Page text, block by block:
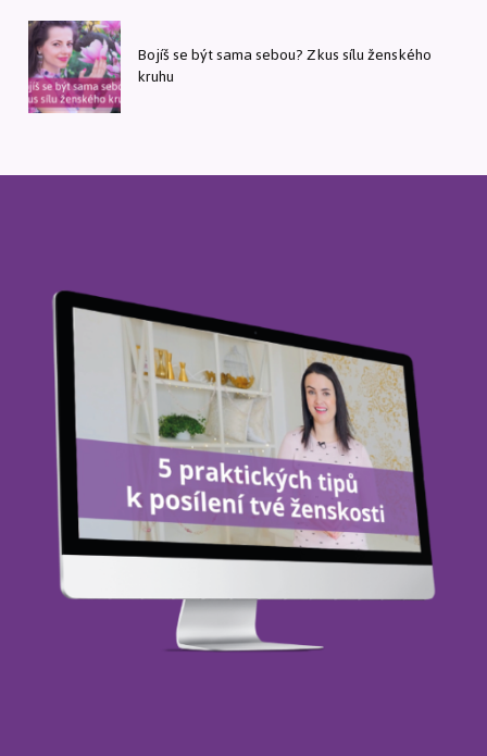
Bojíš se být sama sebou? Zkus sílu ženského
kruhu